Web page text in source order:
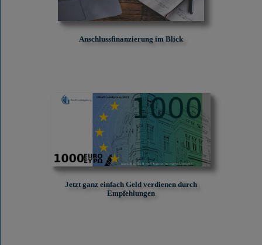
Anschlussfinanzierung im Blick
Jetzt ganz einfach Geld verdienen durch
Empfehlungen